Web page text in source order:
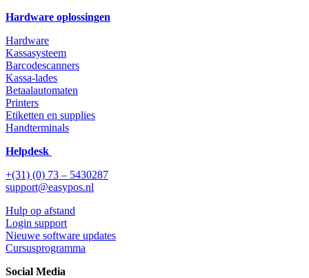
Hardware oplossingen
Hardware
Kassasysteem
Barcodescanners
Kassa-lades
Betaalautomaten
Printers
Etiketten en supplies
Handterminals
Helpdesk
+(31) (0) 73 – 5430287
support@easypos.nl
Hulp op afstand
Login support
Nieuwe software updates
Cursusprogramma
Social Media